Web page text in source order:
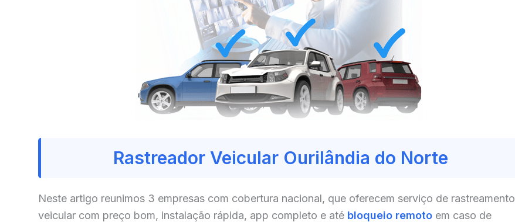
Rastreador Veicular Ourilândia do Norte
Neste artigo reunimos 3 empresas com cobertura nacional, que oferecem serviço de rastreamento
veicular com preço bom, instalação rápida, app completo e até bloqueio remoto em caso de